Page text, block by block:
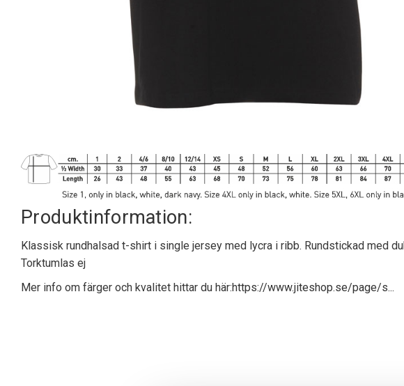
Produktinformation:
Klassisk rundhalsad t-shirt i single jersey med lycra i ribb. Rundstickad med
Torktumlas ej
Mer info om färger och kvalitet hittar du här:https://www.jiteshop.se/page/s...